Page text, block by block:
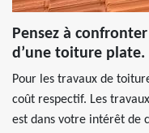
Pensez à
d’une toiture plate.
Pour les travaux de
coût respectif. Les
est dans votre intérêt de